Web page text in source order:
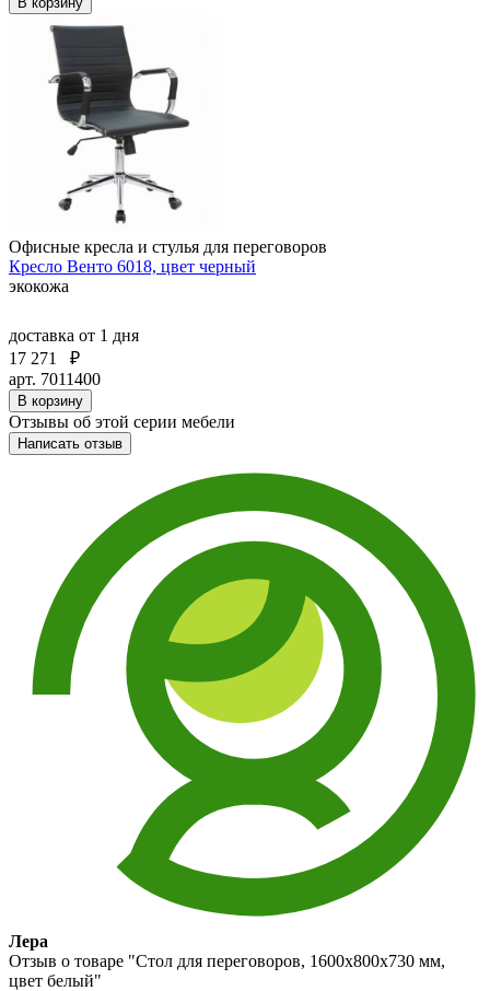
Офисные кресла и стулья для переговоров
Кресло Венто 6018, цвет черный
экокожа
доставка от 1 дня
17 271
₽
арт. 7011400
В корзину
Отзывы об этой серии мебели
Написать отзыв
Лера
Отзыв о товаре "Стол для переговоров, 1600x800х730 мм,
цвет белый"